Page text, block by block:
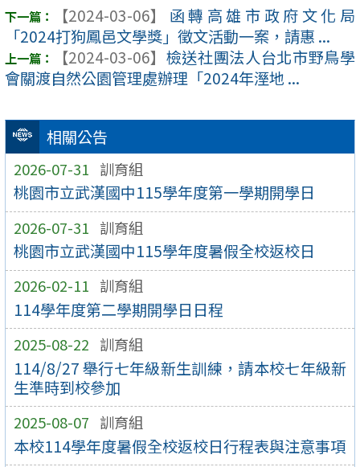
相關公告
2026-07-31 訓育組
桃園市立武漢國中115學年度第一學期開學日
2026-07-31 訓育組
桃園市立武漢國中115學年度暑假全校返校日
2026-02-11 訓育組
114學年度第二學期開學日日程
2025-08-22 訓育組
114/8/27 舉行七年級新生訓練，請本校七年級新
生準時到校參加
2025-08-07 訓育組
本校114學年度暑假全校返校日行程表與注意事項
【2024-03-06】
函轉高雄市政府文化局
「2024打狗鳳邑文學獎」徵文活動一案，請惠 ...
【2024-03-06】 檢送社團法人台北市野鳥學
會關渡自然公園管理處辦理「2024年溼地 ...